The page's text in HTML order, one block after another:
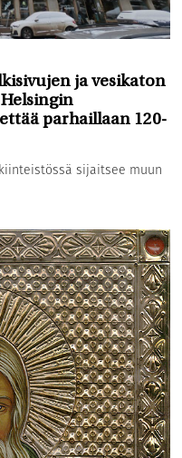
ja vesikaton
parhaillaan 120-
sijaitsee muun